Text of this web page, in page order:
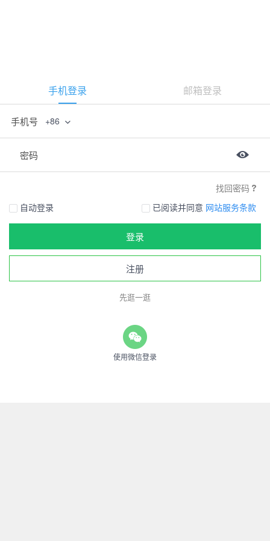
手机登录 邮箱登录
手机号 +86
密码
找回密码
自动登录
已阅读并同意 网站服务条款
登录
注册
先逛一逛
使用微信登录